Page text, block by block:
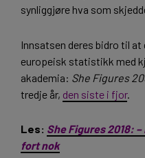
synliggjøre hva som
Innsatsen deres bidro til
europeisk statistikk med
akademia: She Figures
tredje år, den siste i fjor.
Les: She Figures 2018:
fort nok